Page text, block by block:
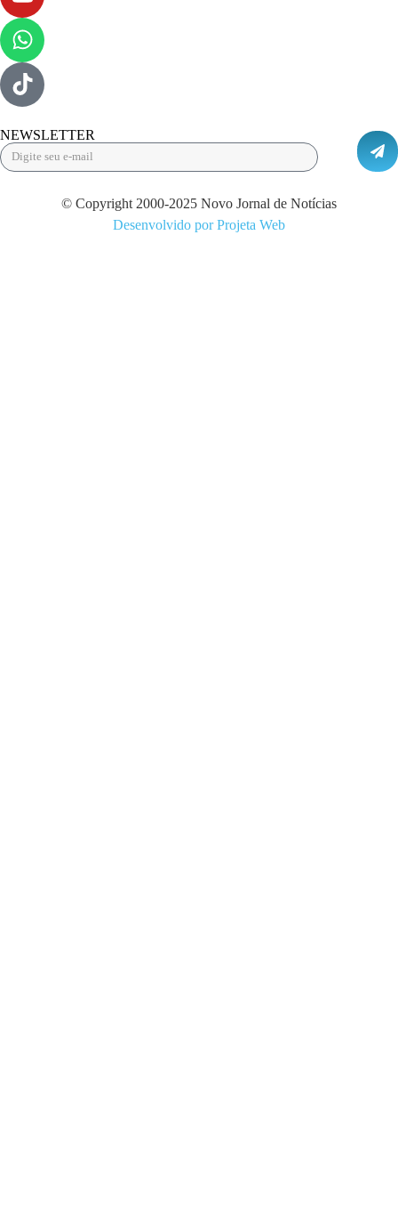
NEWSLETTER
© Copyright 2000-2025 Novo Jornal de Notícias
Desenvolvido por Projeta Web